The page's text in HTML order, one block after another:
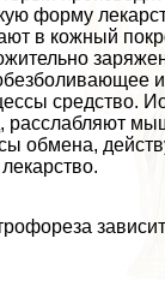
форму
в кожный
средство.
расслабляют
обмена,
зависит